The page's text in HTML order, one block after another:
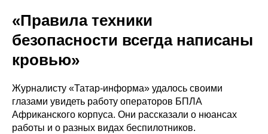
«Правила техники
безопасности всегда написаны
кровью»
Журналисту «Татар-информа» удалось своими
глазами увидеть работу операторов БПЛА
Африканского корпуса. Они рассказали о нюансах
работы и о разных видах беспилотников.